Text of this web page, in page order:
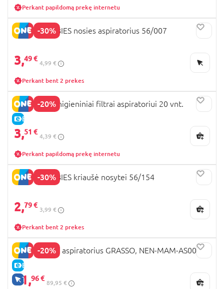
Perkant papildomą prekę internetu
-30%
CANPOL BABIES nosies aspiratorius 56/007
3,49 €
4,99 €
Perkant bent 2 prekes
-20%
E-KAINA
NOSEFRIDA higieniniai filtrai aspiratoriui 20 vnt.
3,51 €
4,39 €
Perkant papildomą prekę internetu
-30%
CANPOL BABIES kriaušė nosytei 56/154
2,79 €
3,99 €
Perkant bent 2 prekes
-20%
E-KAINA
TIK INTERNETU
NENO nosies aspiratorius GRASSO, NEN-MAM-AS004
71,96 €
89,95 €